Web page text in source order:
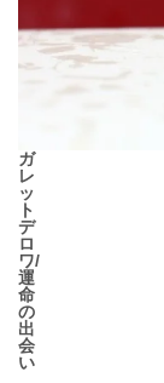
ガ
レ
ッ
ト
デ
ロ
ワ/
運
命
の
出
会
い